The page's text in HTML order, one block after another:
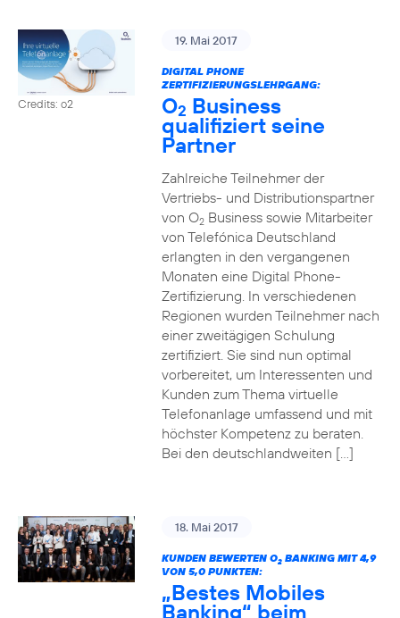
Credits: o2
19. Mai 2017
DIGITAL PHONE
ZERTIFIZIERUNGSLEHRGANG:
O2 Business
qualifiziert seine
Partner
Zahlreiche Teilnehmer der
Vertriebs- und Distributionspartner
von O2Business sowie Mitarbeiter
von Telefónica Deutschland
erlangten in den vergangenen
Monaten eine Digital Phone-
Zertifizierung. In verschiedenen
Regionen wurden Teilnehmer nach
einer zweitägigen Schulung
zertifiziert. Sie sind nun optimal
vorbereitet, um Interessenten und
Kunden zum Thema virtuelle
Telefonanlage umfassend und mit
höchster Kompetenz zu beraten.
Bei den deutschlandweiten […]
18. Mai 2017
KUNDEN BEWERTEN O2BANKING MIT 4,9
VON 5,0 PUNKTEN:
„Bestes Mobiles
Banking“ beim